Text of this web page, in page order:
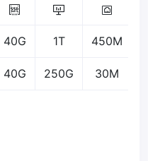
40G 1T 450M
40G 250G 30M